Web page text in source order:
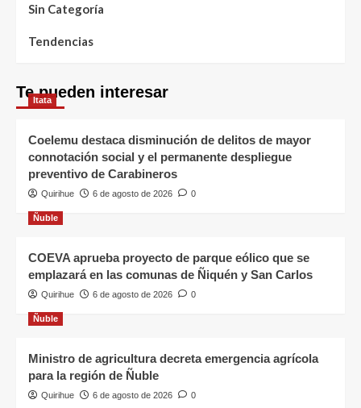
Sin Categoría
Tendencias
Te pueden interesar
Itata
Coelemu destaca disminución de delitos de mayor
connotación social y el permanente despliegue
preventivo de Carabineros
Quirihue 6 de agosto de 2026 0
Ñuble
COEVA aprueba proyecto de parque eólico que se
emplazará en las comunas de Ñiquén y San Carlos
Quirihue 6 de agosto de 2026 0
Ñuble
Ministro de agricultura decreta emergencia agrícola
para la región de Ñuble
Quirihue 6 de agosto de 2026 0